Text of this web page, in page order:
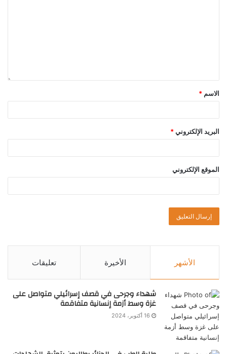
الاسم *
البريد الإلكتروني *
الموقع الإلكتروني
الأشهر الأخيرة تعليقات
شهداء وجرحى في قصف إسرائيلي متواصل على
غزة وسط أزمة إنسانية متفاقمة
16 أكتوبر، 2024